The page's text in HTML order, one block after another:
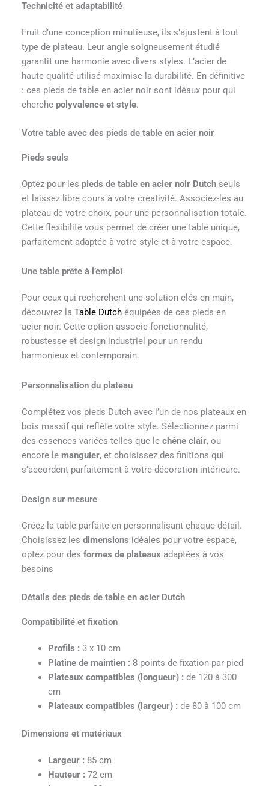
Technicité et adaptabilité
Fruit d’une conception minutieuse, ils s’ajustent à tout
type de plateau. Leur angle soigneusement étudié
garantit une harmonie avec divers styles. L’acier de
haute qualité utilisé maximise la durabilité. En définitive
: ces pieds de table en acier noir sont idéaux pour qui
cherche polyvalence et style.
Votre table avec des pieds de table en acier noir
Pieds seuls
Optez pour les pieds de table en acier noir Dutchseuls
et laissez libre cours à votre créativité. Associez-les au
plateau de votre choix, pour une personnalisation totale.
Cette flexibilité vous permet de créer une table unique,
parfaitement adaptée à votre style et à votre espace.
Une table prête à l’emploi
Pour ceux qui recherchent une solution clés en main,
découvrez la Table Dutchéquipées de ces pieds en
acier noir. Cette option associe fonctionnalité,
robustesse et design industriel pour un rendu
harmonieux et contemporain.
Personnalisation du plateau
Complétez vos pieds Dutch avec l’un de nos plateaux en
bois massif qui reflète votre style. Sélectionnez parmi
des essences variées telles que le chêne clair, ou
encore le manguier, et choisissez des finitions qui
s’accordent parfaitement à votre décoration intérieure.
Design sur mesure
Créez la table parfaite en personnalisant chaque détail.
Choisissez les dimensions idéales pour votre espace,
optez pour des formes de plateauxadaptées à vos
besoins
Détails des pieds de table en acier Dutch
Compatibilité et fixation
Profils : 3 x 10 cm
Platine de maintien : 8 points de fixation par pied
Plateaux compatibles (longueur) : de 120 à 300
cm
Plateaux compatibles (largeur) : de 80 à 100 cm
Dimensions et matériaux
Largeur : 85 cm
Hauteur : 72 cm